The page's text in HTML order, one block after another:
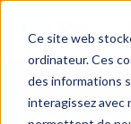
Ce site web
ordinateur. Ces
des informations
interagissez
Aller
contenu